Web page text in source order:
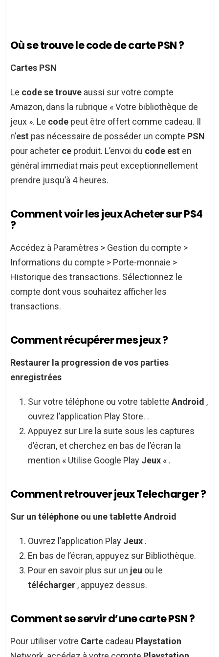
Où se trouve le code de carte PSN ?
Cartes PSN
Le code se trouve aussi sur votre compte
Amazon, dans la rubrique « Votre bibliothèque de
jeux ». Le code peut être offert comme cadeau. Il
n’est pas nécessaire de posséder un compte PSN
pour acheter ce produit. L’envoi du code est en
général immediat mais peut exceptionnellement
prendre jusqu’à 4 heures.
Comment voir les jeux Acheter sur PS4
?
Accédez à Paramètres > Gestion du compte >
Informations du compte > Porte-monnaie >
Historique des transactions. Sélectionnez le
compte dont vous souhaitez afficher les
transactions.
Comment récupérer mes jeux ?
Restaurer la progression de vos parties
enregistrées
Sur votre téléphone ou votre tablette Android ,
ouvrez l’application Play Store. .
Appuyez sur Lire la suite sous les captures
d’écran, et cherchez en bas de l’écran la
mention « Utilise Google Play Jeux « .
Comment retrouver jeux Telecharger ?
Sur un téléphone ou une tabletteAndroid
Ouvrez l’application Play Jeux .
En bas de l’écran, appuyez sur Bibliothèque.
Pour en savoir plus sur un jeu ou le
télécharger , appuyez dessus.
Comment se servir d’une carte PSN ?
Pour utiliser votre Carte cadeau Playstation